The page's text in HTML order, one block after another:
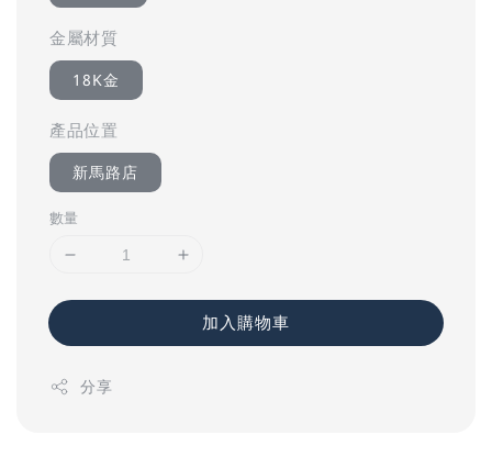
金屬材質
18K金
產品位置
新馬路店
數量
加入購物車
分享